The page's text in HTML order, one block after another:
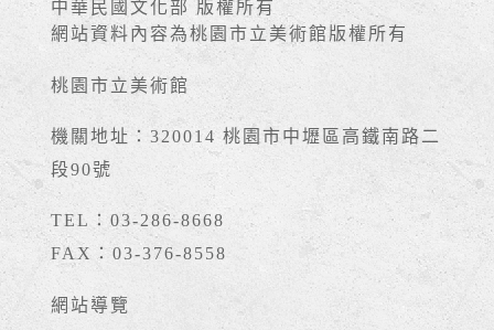
中華民國文化部 版權所有
網站資料內容為桃園市立美術館版權所有
桃園市立美術館
機關地址：320014 桃園市中壢區高鐵南路二
段90號
TEL：03-286-8668
FAX：03-376-8558
網站導覽